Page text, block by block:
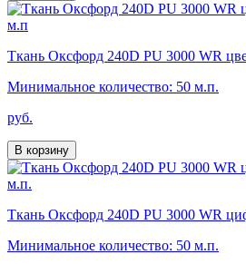
Ткань Оксфорд 240D PU 3000 WR
Минимальное количество: 50 м.п.
руб.
В корзину
Ткань Оксфорд 240D PU 3000 WR
Минимальное количество: 50 м.п.